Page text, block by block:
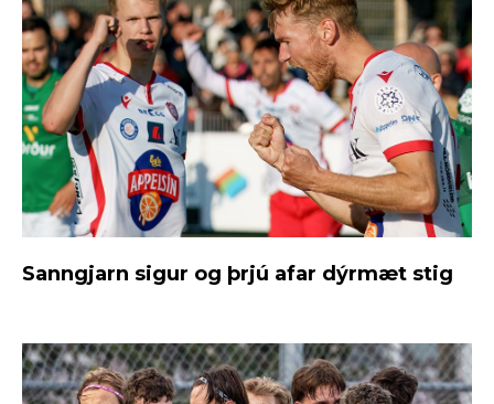
Sanngjarn sigur og þrjú afar dýrmæt stig